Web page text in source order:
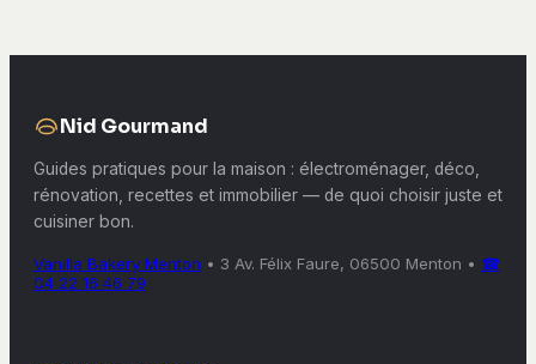
Nid Gourmand
Guides pratiques pour la maison : électroménager, déco,
rénovation, recettes et immobilier — de quoi choisir juste et
cuisiner bon.
Vanilla Bakery Menton • 3 Av. Félix Faure, 06500 Menton • ☎
04 22 16 46 79